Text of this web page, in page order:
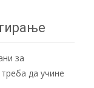
за
да учине